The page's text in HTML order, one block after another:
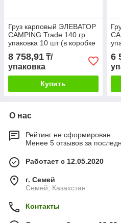
Груз карповый ЭЛЕВАТОР
CAMPING Trade 140 гр.
упаковка 10 шт (в коробке
7 упаковок)
8 758,91 ₸/
упаковка
Купить
6
О нас
Рейтинг не сформирован
Менее 5 отзывов за
Работает с 12.05.2020
г. Семей
Семей, Казахстан
Контакты